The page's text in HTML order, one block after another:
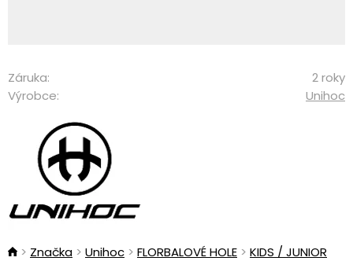
Záruka:
2 roky
Výrobce:
Unihoc
Značka Unihoc FLORBALOVÉ HOLE KIDS / JUNIOR